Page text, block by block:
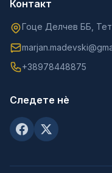
Контакт
Гоце Делчев ББ,
+38978448875
Следете нè